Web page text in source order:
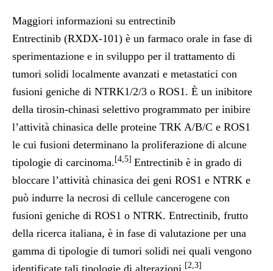
Maggiori informazioni su entrectinib
Entrectinib (RXDX-101) è un farmaco orale in fase di
sperimentazione e in sviluppo per il trattamento di
tumori solidi localmente avanzati e metastatici con
fusioni geniche di NTRK1/2/3 o ROS1. È un inibitore
della tirosin-chinasi selettivo programmato per inibire
l’attività chinasica delle proteine TRK A/B/C e ROS1
le cui fusioni determinano la proliferazione di alcune
tipologie di carcinoma.[4,5] Entrectinib è in grado di
bloccare l’attività chinasica dei geni ROS1 e NTRK e
può indurre la necrosi di cellule cancerogene con
fusioni geniche di ROS1 o NTRK. Entrectinib, frutto
della ricerca italiana, è in fase di valutazione per una
gamma di tipologie di tumori solidi nei quali vengono
identificate tali tipologie di alterazioni. [2,3]